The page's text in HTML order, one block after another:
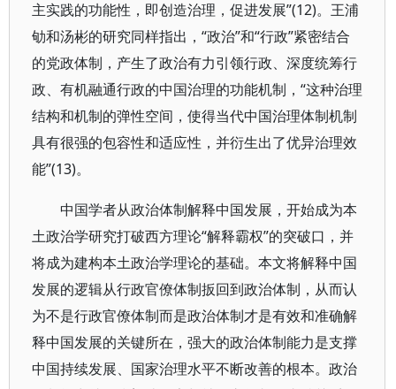
主实践的功能性，即创造治理，促进发展”(12)。王浦
劬和汤彬的研究同样指出，“政治”和“行政”紧密结合
的党政体制，产生了政治有力引领行政、深度统筹行
政、有机融通行政的中国治理的功能机制，“这种治理
结构和机制的弹性空间，使得当代中国治理体制机制
具有很强的包容性和适应性，并衍生出了优异治理效
能”(13)。
中国学者从政治体制解释中国发展，开始成为本
土政治学研究打破西方理论“解释霸权”的突破口，并
将成为建构本土政治学理论的基础。本文将解释中国
发展的逻辑从行政官僚体制扳回到政治体制，从而认
为不是行政官僚体制而是政治体制才是有效和准确解
释中国发展的关键所在，强大的政治体制能力是支撑
中国持续发展、国家治理水平不断改善的根本。政治